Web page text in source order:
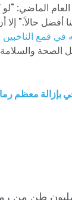
العام الماضي:
أفضل حالاً."
في قمع الناخبين
والسلامة
معظم